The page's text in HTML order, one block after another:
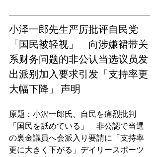
小泽一郎先生严厉批评自民党
「国民被轻视」　向涉嫌裙带关
系财务问题的非公认当选议员发
出派别加入要求引发「支持率更
大幅下降」 声明
原题：小沢一郎氏、自民を痛烈批判
「国民を舐めている」　非公認で当選
の裏金議員へ会派入り要請に「支持率